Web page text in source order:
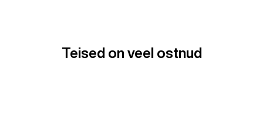
Teised on veel ostnud